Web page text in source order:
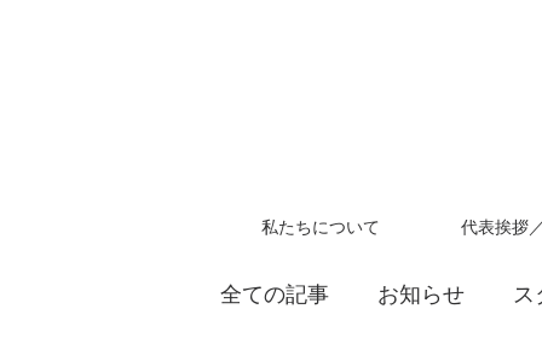
私たちについて 代表挨拶
全ての記事 お知らせ